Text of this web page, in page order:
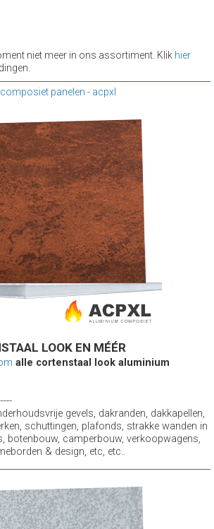
niet meer in ons assortiment. Klik hier
panelen - acpxl
LOOK EN MÉÉR
alle cortenstaal look aluminium
gevels, dakranden, dakkapellen,
schuttingen, plafonds, strakke wanden in
botenbouw, camperbouw, verkoopwagens,
& design, etc, etc..